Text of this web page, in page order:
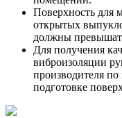
Поверхность для
открытых
должны
Для получения
виброизоляции
производителя
подготовке